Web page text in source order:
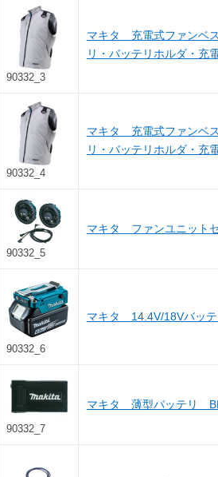
90332_3
マキタ 充電式ファンベ
リ・バッテリホルダ・充
90332_4
マキタ 充電式ファンベ
リ・バッテリホルダ・充
90332_5
マキタ ファンユニット
90332_6
マキタ 14.4V/18Vバッ
90332_7
マキタ 薄型バッテリ